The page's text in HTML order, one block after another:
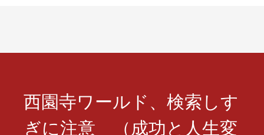
ョ
西園寺ワールド、検索しす
ぎに注意 （成功と人生変